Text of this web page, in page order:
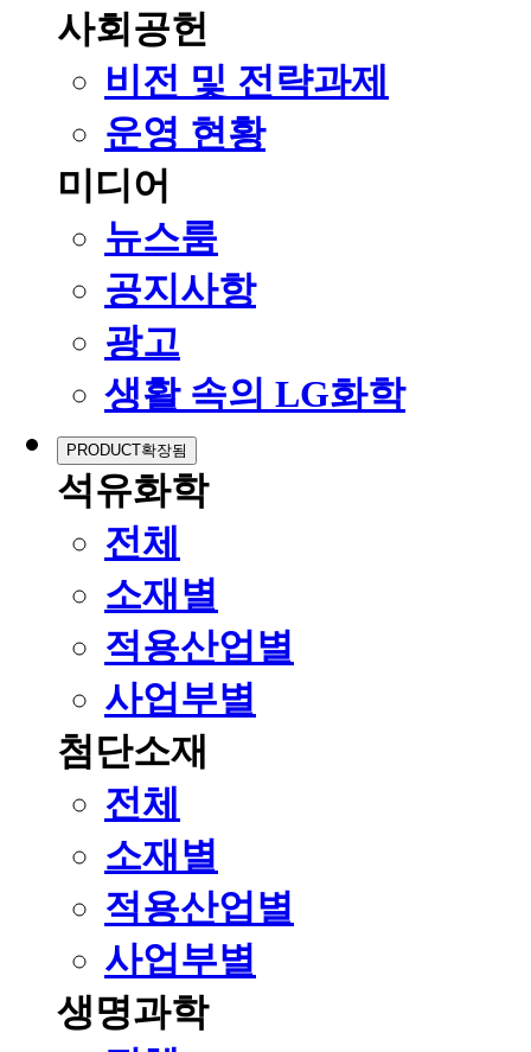
사회공헌
비전 및 전략과제
운영 현황
미디어
뉴스룸
공지사항
광고
생활 속의 LG화학
PRODUCT확장됨
석유화학
전체
소재별
적용산업별
사업부별
첨단소재
전체
소재별
적용산업별
사업부별
생명과학